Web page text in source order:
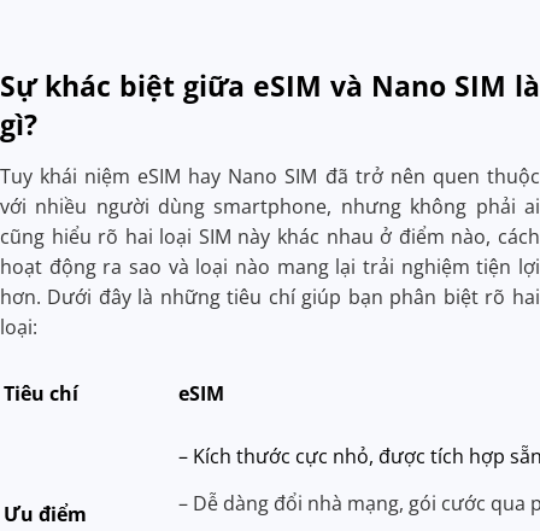
Sự khác biệt giữa eSIM và Nano SIM là
gì?
Tuy khái niệm eSIM hay Nano SIM đã trở nên quen thuộc
với nhiều người dùng smartphone, nhưng không phải ai
cũng hiểu rõ hai loại SIM này khác nhau ở điểm nào, cách
hoạt động ra sao và loại nào mang lại trải nghiệm tiện lợi
hơn. Dưới đây là những tiêu chí giúp bạn phân biệt rõ hai
loại:
Tiêu chí eSIM
Ưu điểm
– Kích thước cực nhỏ, được tích hợp
– Dễ dàng đổi nhà mạng, gói cước qua